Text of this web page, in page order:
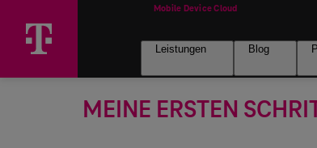
Leistungen Blog
MEINE ERSTEN